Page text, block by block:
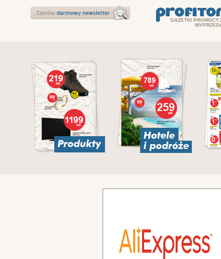
GAZETKI